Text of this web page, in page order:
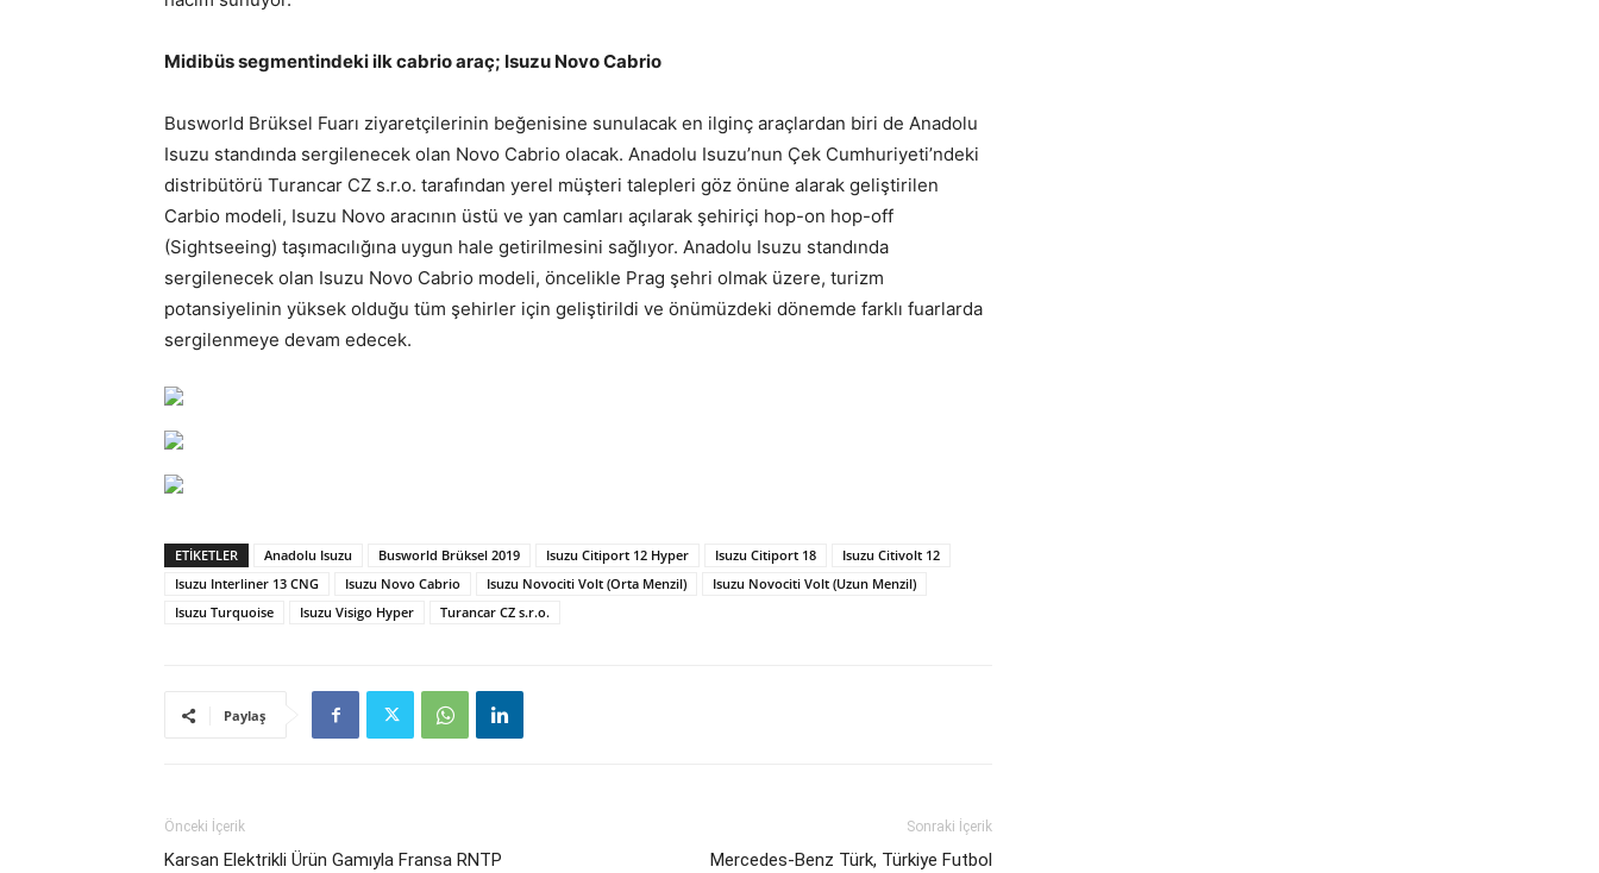
Midibüs segmentindeki ilk cabrio araç; Isuzu Novo Cabrio
Busworld Brüksel Fuarı ziyaretçilerinin beğenisine sunulacak en ilginç araçlardan biri de Anadolu
Isuzu standında sergilenecek olan Novo Cabrio olacak. Anadolu Isuzu’nun Çek Cumhuriyeti’ndeki
distribütörü Turancar CZ s.r.o. tarafından yerel müşteri talepleri göz önüne alarak geliştirilen
Carbio modeli, Isuzu Novo aracının üstü ve yan camları açılarak şehiriçi hop-on hop-off
(Sightseeing) taşımacılığına uygun hale getirilmesini sağlıyor. Anadolu Isuzu standında
sergilenecek olan Isuzu Novo Cabrio modeli, öncelikle Prag şehri olmak üzere, turizm
potansiyelinin yüksek olduğu tüm şehirler için geliştirildi ve önümüzdeki dönemde farklı fuarlarda
sergilenmeye devam edecek.
ETIKETLER Anadolu Isuzu Busworld Brüksel 2019 Isuzu Citiport 12 Hyper Isuzu Citiport 18
Isuzu Citivolt 12
Isuzu Interliner 13 CNG
Isuzu Novo Cabrio Isuzu Novociti Volt (Orta Menzil)
Isuzu Novociti Volt (Uzun Menzil)
Isuzu Turquoise
Isuzu Visigo Hyper Turancar CZ s.r.o.
Paylaş
Önceki İçerik
Karsan Elektrikli Ürün Gamıyla Fransa RNTP
Sonraki İçerik
Mercedes-Benz Türk, Türkiye Futbol